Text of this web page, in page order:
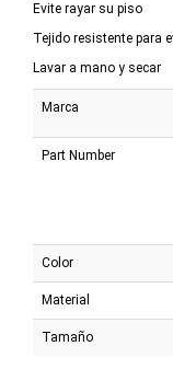
Evite rayar su piso
Tejido resistente para
Lavar a mano y secar
Marca
Part Number
Color
Material
Tamaño